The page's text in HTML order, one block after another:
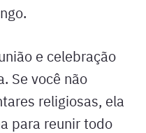
e celebração
Se você não
religiosas, ela
para reunir todo